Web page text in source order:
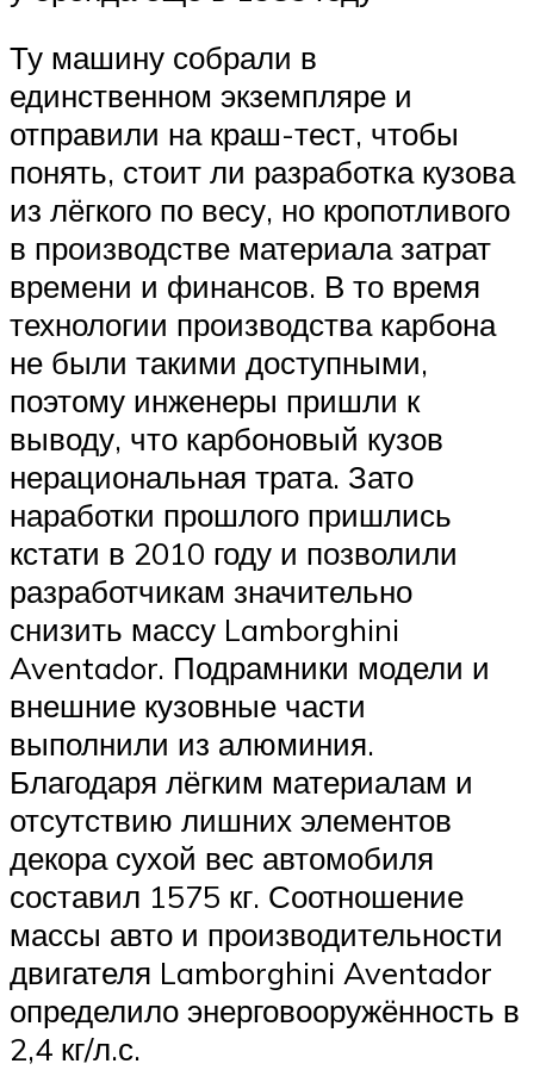
Ту машину собрали в
единственном экземпляре и
отправили на краш-тест, чтобы
понять, стоит ли разработка кузова
из лёгкого по весу, но кропотливого
в производстве материала затрат
времени и финансов. В то время
технологии производства карбона
не были такими доступными,
поэтому инженеры пришли к
выводу, что карбоновый кузов
нерациональная трата. Зато
наработки прошлого пришлись
кстати в 2010 году и позволили
разработчикам значительно
снизить массу Lamborghini
Aventador. Подрамники модели и
внешние кузовные части
выполнили из алюминия.
Благодаря лёгким материалам и
отсутствию лишних элементов
декора сухой вес автомобиля
составил 1575 кг. Соотношение
массы авто и производительности
двигателя Lamborghini Aventador
определило энерговооружённость в
2,4 кг/л.с.